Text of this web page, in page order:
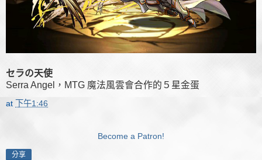
セラの天使
Serra Angel，MTG 魔法風雲會合作的５星金蛋
at 下午1:46
Become a Patron!
分享